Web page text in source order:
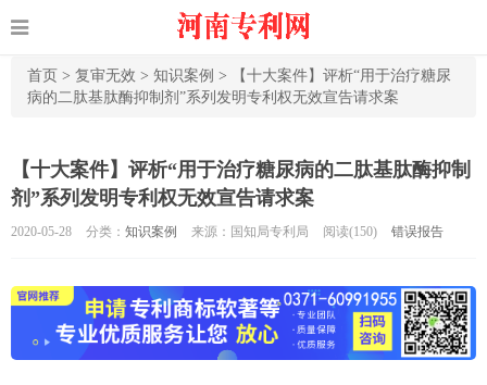
首页 > 复审无效 > 知识案例 >
【十大案件】评析“用于治疗糖尿
病的二肽基肽酶抑制剂”系列发明专利权无效宣告请求案
【十大案件】评析“用于治疗糖尿病的二肽基肽酶抑制
剂”系列发明专利权无效宣告请求案
2020-05-28 分类： 知识案例 来源：国知局专利局 阅读(150) 错误报告